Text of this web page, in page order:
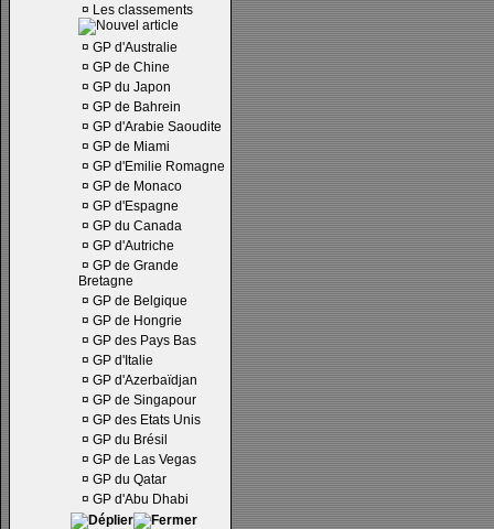
¤ Les classements
¤ GP d'Australie
¤ GP de Chine
¤ GP du Japon
¤ GP de Bahrein
¤ GP d'Arabie Saoudite
¤ GP de Miami
¤ GP d'Emilie Romagne
¤ GP de Monaco
¤ GP d'Espagne
¤ GP du Canada
¤ GP d'Autriche
¤ GP de Grande
Bretagne
¤ GP de Belgique
¤ GP de Hongrie
¤ GP des Pays Bas
¤ GP d'Italie
¤ GP d'Azerbaïdjan
¤ GP de Singapour
¤ GP des Etats Unis
¤ GP du Brésil
¤ GP de Las Vegas
¤ GP du Qatar
¤ GP d'Abu Dhabi